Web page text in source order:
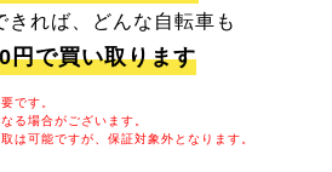
きれば、どんな自転車も
円で買い取ります
です。
る場合がございます。
は可能ですが、保証対象外となります。